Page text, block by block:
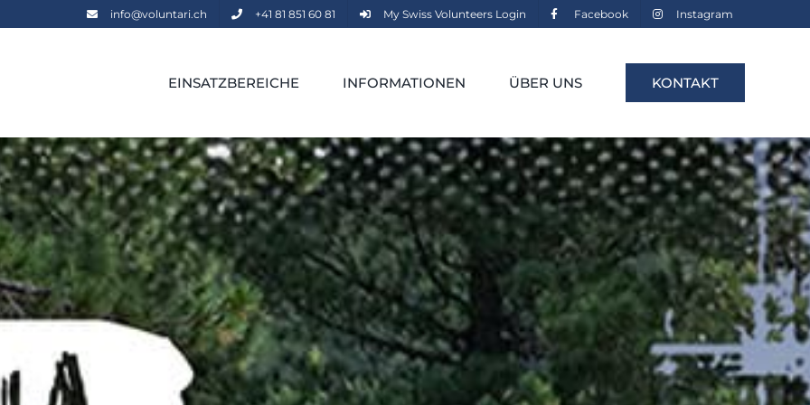
info@voluntari.ch +41 81 851 60 81 My Swiss Volunteers Login Facebook Instagram
EINSATZBEREICHE INFORMATIONEN ÜBER UNS KONTAKT